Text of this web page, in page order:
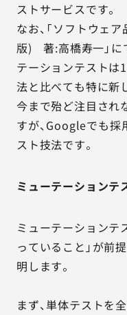
ストサービスです。
なお、「ソフトウェ
版) 著:高橋寿一」に
テーションテストは
法と比べても特に新
今まで殆ど注目され
すが、Googleでも採
スト技法です。
ミューテーションテ
ミューテーションテ
っていること」が前
明します。
まず、単体テストを